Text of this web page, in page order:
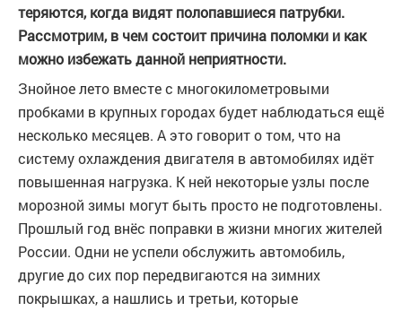
теряются, когда видят полопавшиеся патрубки.
Рассмотрим, в чем состоит причина поломки и как
можно избежать данной неприятности.
Знойное лето вместе с многокилометровыми
пробками в крупных городах будет наблюдаться ещё
несколько месяцев. А это говорит о том, что на
систему охлаждения двигателя в автомобилях идёт
повышенная нагрузка. К ней некоторые узлы после
морозной зимы могут быть просто не подготовлены.
Прошлый год внёс поправки в жизни многих жителей
России. Одни не успели обслужить автомобиль,
другие до сих пор передвигаются на зимних
покрышках, а нашлись и третьи, которые